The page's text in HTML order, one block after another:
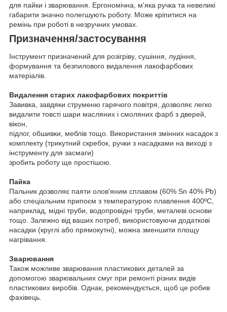
для пайки і зварювання. Ергономічна, м'яка ручка та невеликі
габарити значно полегшують роботу. Може кріпитися на
ремінь при роботі в незручних умовах.
Призначення/застосування
Інструмент призначений для розігріву, сушіння, лудіння,
формування та безпилового видалення лакофарбових
матеріалів.
Видалення старих лакофарбових покриттів
Завивка, завдяки струменю гарячого повітря, дозволяє легко
видалити товсті шари масляних і смоляних фарб з дверей,
вікон,
підлог, обшивки, меблів тощо. Використання змінних насадок з
комплекту (трикутний скребок, ручки з насадками на виході з
інструменту для засмаги)
зробить роботу ще простішою.
Пайка
Пальник дозволяє паяти олов'яним сплавом (60% Sn 40% Pb)
або спеціальним припоєм з температурою плавлення 400ºC,
наприклад, мідні труби, водопровідні труби, металеві основи
тощо. Залежно від ваших потреб, використовуючи додаткові
насадки (круглі або прямокутні), можна зменшити площу
нагрівання.
Зварювання
Також можливе зварювання пластикових деталей за
допомогою зварювальних смуг при ремонті різних видів
пластикових виробів. Однак, рекомендується, щоб це робив
фахівець.